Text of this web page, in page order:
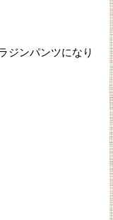
ジンパンツになり